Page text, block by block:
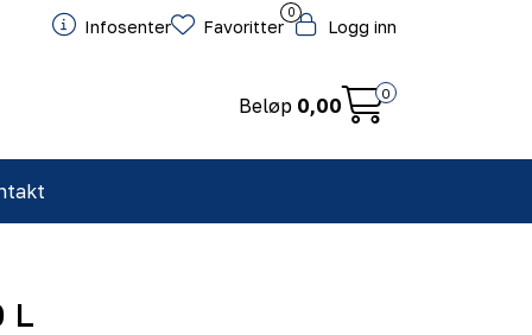
Infosenter
0
Favoritter Logg inn
Beløp 0,00
0
L